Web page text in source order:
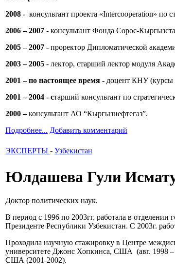
2008 - консультант проекта «Intercooperation» по
2006 – 2007 - консультант Фонда Сорос-
2005 – 2007 - проректор Дипломатической
2003 – 2005 - лектор, старший лектор модуля
2001 – по настоящее время - доцент КНУ (курсы
2001 – 2004 - старший консультант по
2000 –консультант АО “Кыргызнефтегаз”.
Подробнее... Добавить комментарий
ЭКСПЕРТЫ - Узбекистан
Юлдашева Гули
Доктор политических наук.
В период с 1996 по 2003гг. работала в отделении
Президенте Республики Узбекистан. С 2003г.
Проходила научную стажировку в Центре
университете Джонс Хопкинса, США (авг. 1998 –
США (2001-2002).